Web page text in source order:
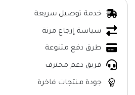
خدمة توصيل سريعة
سياسة إرجاع مرنة
طرق دفع متنوعة
فريق دعم محترف
جودة منتجات فاخرة